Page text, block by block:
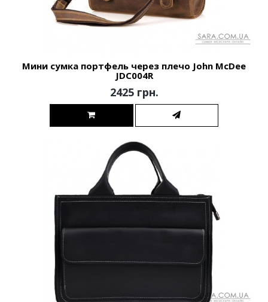
Мини сумка портфель через плечо John McDee
JDC004R
2425 грн.